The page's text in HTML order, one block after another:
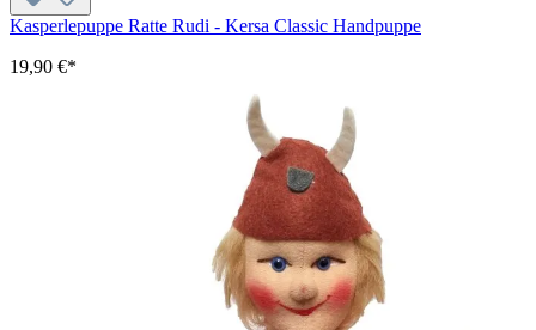
Kasperlepuppe Ratte Rudi - Kersa Classic Handpuppe
19,90 €*